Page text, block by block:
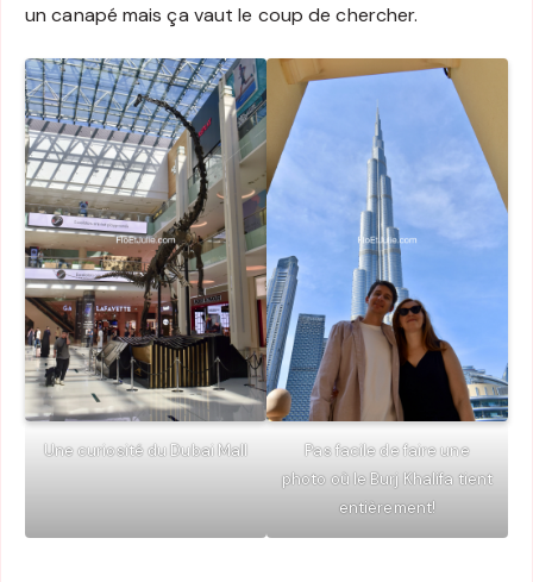
un canapé mais ça vaut le coup de chercher.
Une curiosité du Dubai Mall
Pas facile de faire une
photo où le Burj Khalifa tient
entièrement!